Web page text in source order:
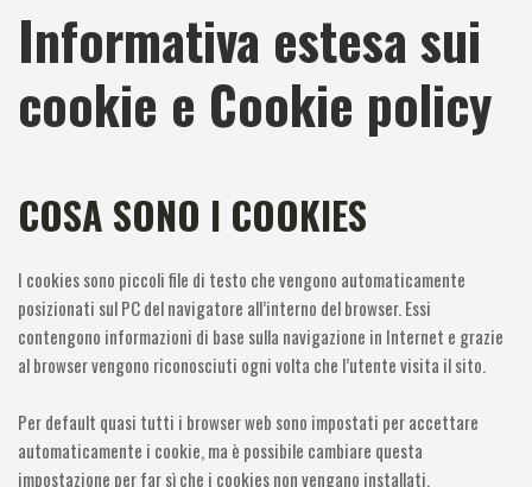
Informativa estesa sui
cookie e Cookie policy
COSA SONO I COOKIES
I cookies sono piccoli file di testo che vengono automaticamente
posizionati sul PC del navigatore all’interno del browser. Essi
contengono informazioni di base sulla navigazione in Internet e grazie
al browser vengono riconosciuti ogni volta che l’utente visita il sito.
Per default quasi tutti i browser web sono impostati per accettare
automaticamente i cookie, ma è possibile cambiare questa
impostazione per far sì che i cookies non vengano installati.